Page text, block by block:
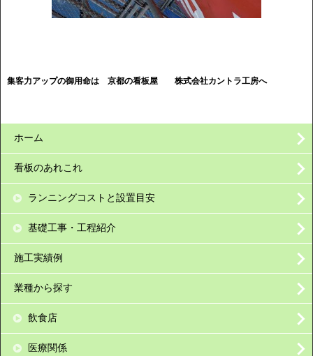
集客力アップの御用命は 京都の看板屋 株式会社カントラ工房へ
ホーム
看板のあれこれ
ランニングコストと設置目安
基礎工事・工程紹介
施工実績例
業種から探す
飲食店
医療関係